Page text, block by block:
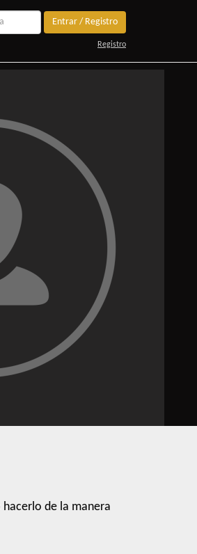
Entrar / Registro
Registro
de la manera